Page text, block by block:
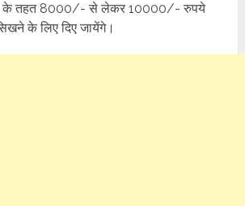
के तहत 8000/- से लेकर 10000/- रुपये
के लिए दिए जायेंगे।